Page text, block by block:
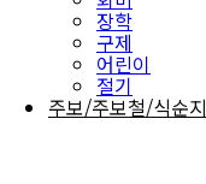
장학
구제
어린이
절기
주보/주보철/식순지